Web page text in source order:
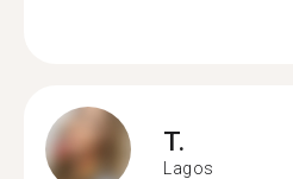
T.
Lagos